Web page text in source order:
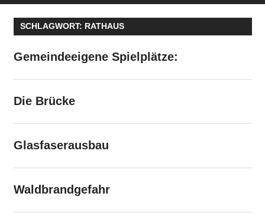
SCHLAGWORT: RATHAUS
Gemeindeeigene Spielplätze:
Die Brücke
Glasfaserausbau
Waldbrandgefahr